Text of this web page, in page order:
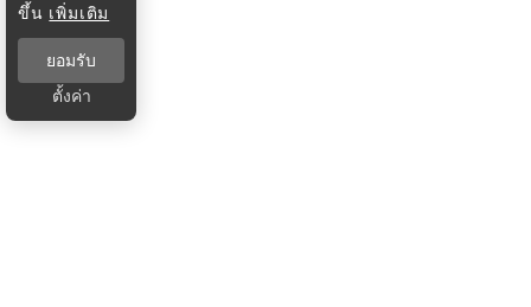
ขึ้น เพิ่มเติม
ยอมรับ
ตั้งค่า